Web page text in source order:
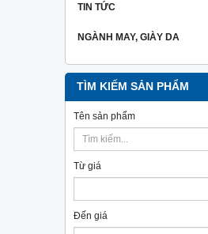
TIN TỨC
NGÀNH MAY, GIÀY DA
TÌM KIẾM SẢN PHẨM
Tên sản phẩm
Từ giá
Đến giá